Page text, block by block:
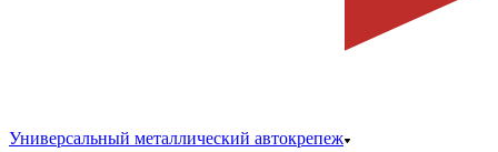
Универсальный металлический автокрепеж